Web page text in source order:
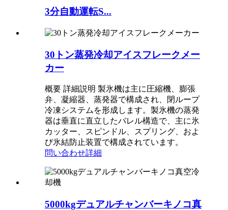
3分自動運転S...
30トン蒸発冷却アイスフレークメー
カー
概要 詳細説明 製氷機は主に圧縮機、膨張
弁、凝縮器、蒸発器で構成され、閉ループ
冷凍システムを形成します。製氷機の蒸発
器は垂直に直立したバレル構造で、主に氷
カッター、スピンドル、スプリング、およ
び氷結防止装置で構成されています。
問い合わせ詳細
5000kgデュアルチャンバーキノコ真